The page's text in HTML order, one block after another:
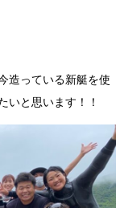
造っている新艇を使
いと思います！！